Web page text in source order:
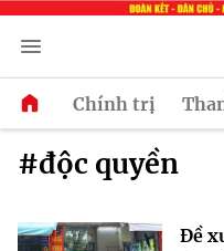
Chính trị
#độc quyền
Đề